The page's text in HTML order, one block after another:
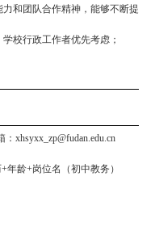
力和团队合作精神，能够不断提升
校行政工作者优先考虑；
： xhsyxx_zp@fudan.edu.cn
年龄+岗位名（初中教务）